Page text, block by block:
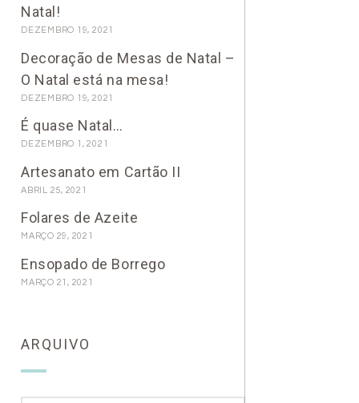
Natal!
DEZEMBRO 19, 2021
Decoração de Mesas de Natal –
O Natal está na mesa!
DEZEMBRO 19, 2021
É quase Natal…
DEZEMBRO 1, 2021
Artesanato em Cartão II
ABRIL 25, 2021
Folares de Azeite
MARÇO 29, 2021
Ensopado de Borrego
MARÇO 21, 2021
ARQUIVO